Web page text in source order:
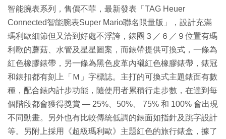
智能腕表系列，售價不菲，最新發表「TAG Heuer
Connected智能腕表Super Mario聯名限量版」，設計充滿
瑪利歐細節但又洽到好處不浮誇，錶圈３／６／９位置有瑪
利歐的蘑菇、水管及星星圖案，而錶帶提供可換式，一條為
紅色橡膠錶帶，另一條為黑色皮革內襯紅色橡膠錶帶，錶冠
和錶扣都有刻上「Ｍ」字標誌。主打的可換式主題錶面有數
種，配合錶內計步功能，隨使用者累積行走步數，在達到每
個階段都會獲得獎賞 — 25%、50%、 75% 和 100% 會出現
不同動畫。另外也有比較傳統低調的錶面如指針及跳字設計
等。另附上採用《超級瑪利歐》主題紅色的旅行錶盒，據了